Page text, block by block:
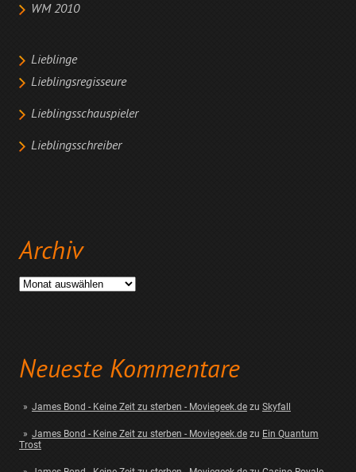
WM 2010
Lieblinge
Lieblingsregisseure
Lieblingsschauspieler
Lieblingsschreiber
Archiv
Archiv
Neueste Kommentare
James Bond - Keine Zeit zu sterben - Moviegeek.dezu Skyfall
James Bond - Keine Zeit zu sterben - Moviegeek.dezu Ein Quantum
Trost